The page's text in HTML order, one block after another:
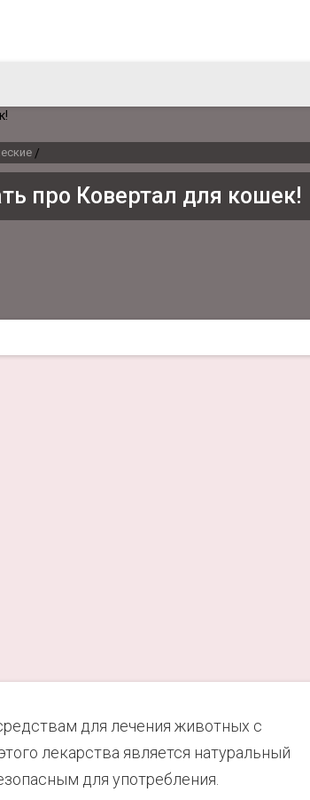
/
про Ковертал для кошек!
для лечения животных с
лекарства является натуральный
для употребления.